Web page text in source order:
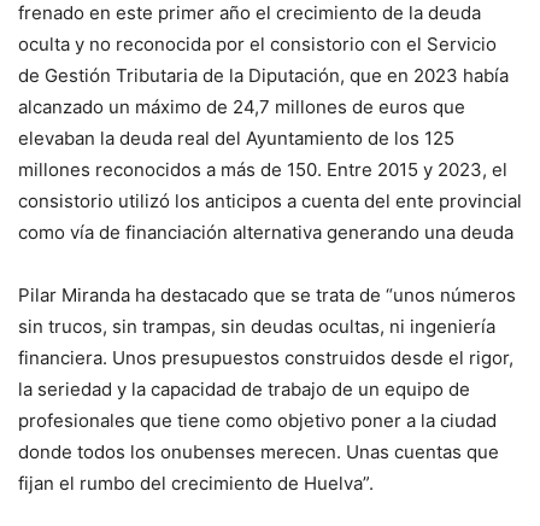
frenado en este primer año el crecimiento de la deuda
oculta y no reconocida por el consistorio con el Servicio
de Gestión Tributaria de la Diputación, que en 2023 había
alcanzado un máximo de 24,7 millones de euros que
elevaban la deuda real del Ayuntamiento de los 125
millones reconocidos a más de 150. Entre 2015 y 2023, el
consistorio utilizó los anticipos a cuenta del ente provincial
como vía de financiación alternativa generando una deuda
Pilar Miranda ha destacado que se trata de “unos números
sin trucos, sin trampas, sin deudas ocultas, ni ingeniería
financiera. Unos presupuestos construidos desde el rigor,
la seriedad y la capacidad de trabajo de un equipo de
profesionales que tiene como objetivo poner a la ciudad
donde todos los onubenses merecen. Unas cuentas que
fijan el rumbo del crecimiento de Huelva”.